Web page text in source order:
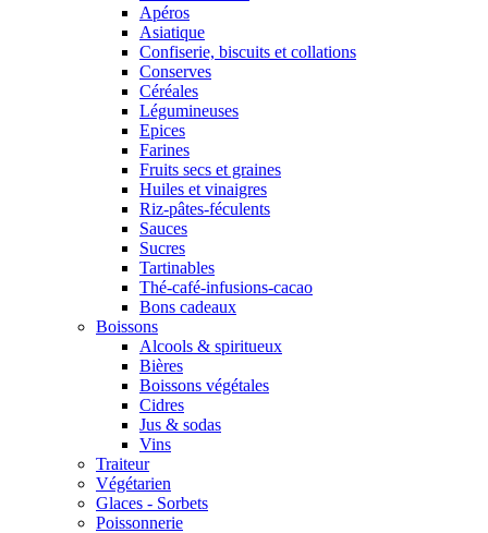
Apéros
Asiatique
Confiserie, biscuits et collations
Conserves
Céréales
Légumineuses
Epices
Farines
Fruits secs et graines
Huiles et vinaigres
Riz-pâtes-féculents
Sauces
Sucres
Tartinables
Thé-café-infusions-cacao
Bons cadeaux
Boissons
Alcools & spiritueux
Bières
Boissons végétales
Cidres
Jus & sodas
Vins
Traiteur
Végétarien
Glaces - Sorbets
Poissonnerie